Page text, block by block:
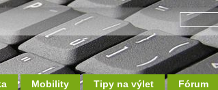
Mobility Tipy na výlet Fórum